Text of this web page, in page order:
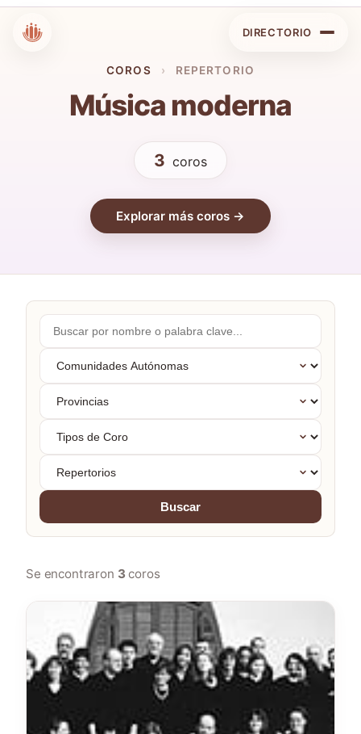
COROS › REPERTORIO
Música moderna
3 coros
Explorar más coros →
Buscar
por
nombre...
Comunidades
Autónomas
Provincias
Tipos
Coro
Repertorios
Buscar
Se encontraron 3 coros
DIRECTORIO